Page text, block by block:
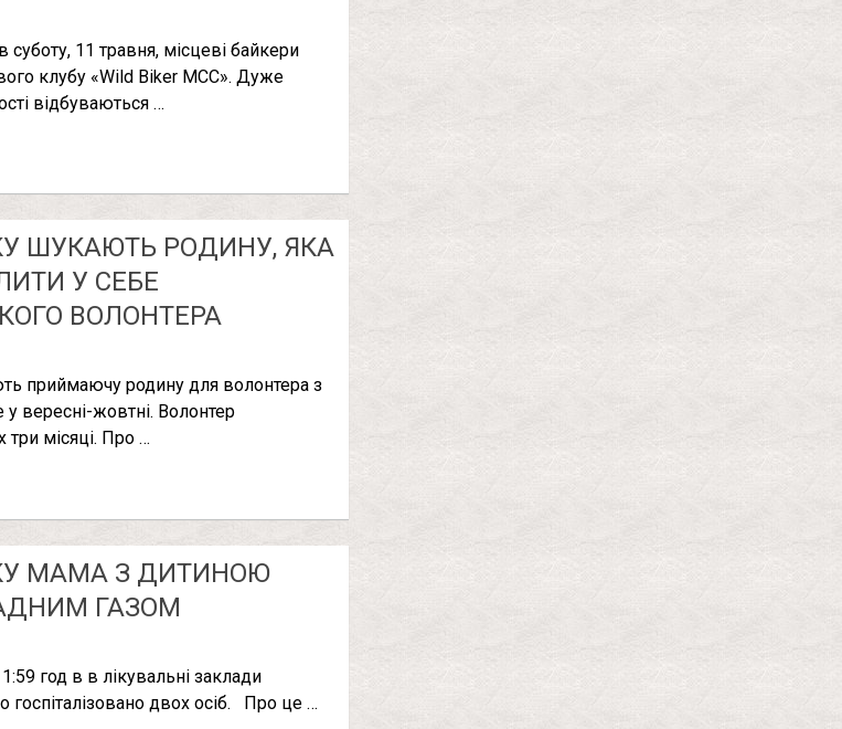
суботу, 11 травня, місцеві байкери
клубу «Wild Biker MCC». Дуже
відбуваються …
ШУКАЮТЬ РОДИНУ, ЯКА
У СЕБЕ
ВОЛОНТЕРА
приймаючу родину для волонтера з
вересні-жовтні. Волонтер
місяці. Про …
МАМА З ДИТИНОЮ
ГАЗОМ
год в в лікувальні заклади
госпіталізовано двох осіб. Про це …